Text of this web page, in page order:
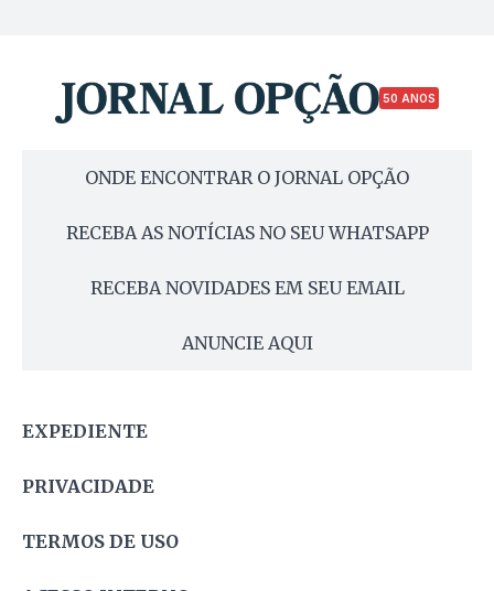
50 ANOS
ONDE ENCONTRAR O JORNAL OPÇÃO
RECEBA AS NOTÍCIAS NO SEU WHATSAPP
RECEBA NOVIDADES EM SEU EMAIL
ANUNCIE AQUI
EXPEDIENTE
PRIVACIDADE
TERMOS DE USO